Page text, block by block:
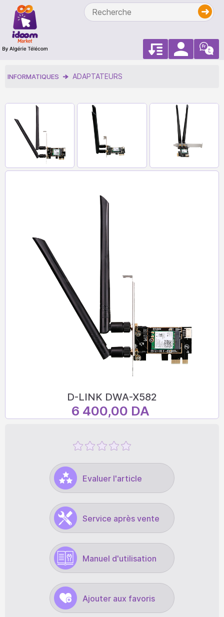
INFORMATIQUES ADAPTATEURS
D-LINK DWA-X582
6 400,00 DA
Evaluer l'article
Service après vente
Manuel d'utilisation
Ajouter aux favoris